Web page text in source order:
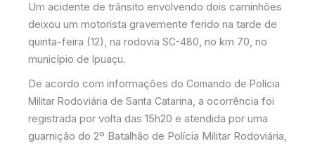
Um acidente de trânsito envolvendo dois caminhões
deixou um motorista gravemente ferido na tarde de
quinta-feira (12), na rodovia SC-480, no km 70, no
município de Ipuaçu.
De acordo com informações do Comando de Polícia
Militar Rodoviária de Santa Catarina, a ocorrência foi
registrada por volta das 15h20 e atendida por uma
guarnição do 2º Batalhão de Polícia Militar Rodoviária,